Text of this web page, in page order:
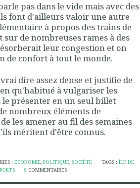
pas dans le vide mais avec des
font d'ailleurs valoir une autre
à propos des trains de
sur de nombreuses rames à des
leur congestion et on
confort à tout le monde.
dire assez dense et justifie de
qu'habitué à vulgariser les
le présenter en un seul billet
nombreux éléments de
les amener au fil des semaines
méritent d'être connus.
: ECONOMIE, POLITIQUE, SOCIÉTÉ TAGS :ÎLE DE
9 COMMENTAIRES